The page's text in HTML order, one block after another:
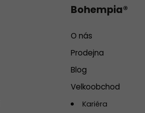
Bohempia®
O nás
Prodejna
Blog
Velkoobchod
Kariéra